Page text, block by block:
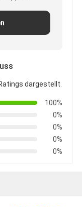
dargestellt.
100%
0%
0%
0%
0%